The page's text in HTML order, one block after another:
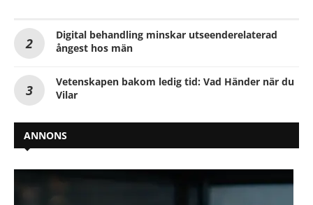
Digital behandling minskar utseenderelaterad
ångest hos män
Vetenskapen bakom ledig tid: Vad Händer när du
Vilar
ANNONS